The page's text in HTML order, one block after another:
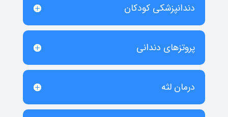
دندانپزشکی کودکان
پروتزهای دندانی
درمان لثه